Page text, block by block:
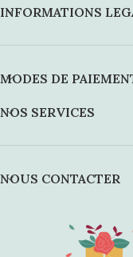
INFORMATIONS
MODES DE
NOS SERVICES
NOUS CONTACTER